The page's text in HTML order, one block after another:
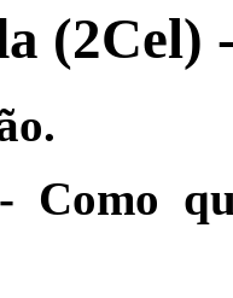
(2Cel)
Como